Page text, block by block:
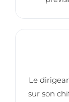
Le
sur son